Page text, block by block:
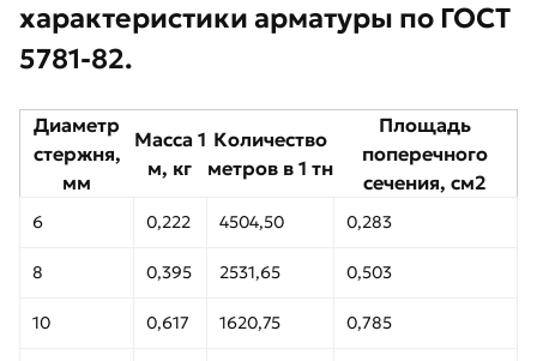
характеристики арматуры по ГОСТ
5781-82.
Диаметр
стержня,
мм
Масса 1
м, кг
Количество
метров в 1 тн
Площадь
поперечного
сечения, см2
6 0,222 4504,50 0,283
8 0,395 2531,65 0,503
10 0,617 1620,75 0,785